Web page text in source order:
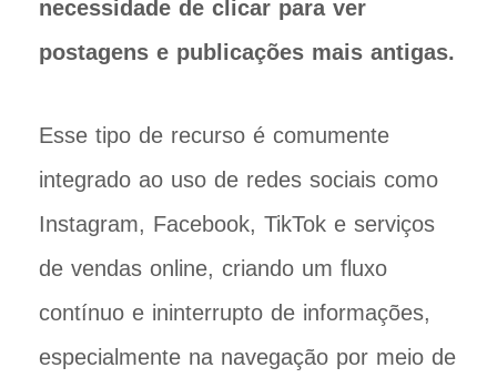
necessidade de clicar para ver
postagens e publicações mais antigas.
Esse tipo de recurso é comumente
integrado ao uso de redes sociais como
Instagram, Facebook, TikTok e serviços
de vendas online, criando um fluxo
contínuo e ininterrupto de informações,
especialmente na navegação por meio de